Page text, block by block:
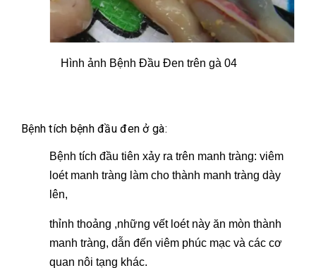
Hình ảnh Bệnh Đầu Đen trên gà 04
Bệnh tích bệnh đầu đen ở gà:
Bệnh tích đầu tiên xảy ra trên manh tràng: viêm
loét manh tràng làm cho thành manh tràng dày
lên,
thỉnh thoảng ,những vết loét này ăn mòn thành
manh tràng, dẫn đến viêm phúc mạc và các cơ
quan nôi tạng khác.